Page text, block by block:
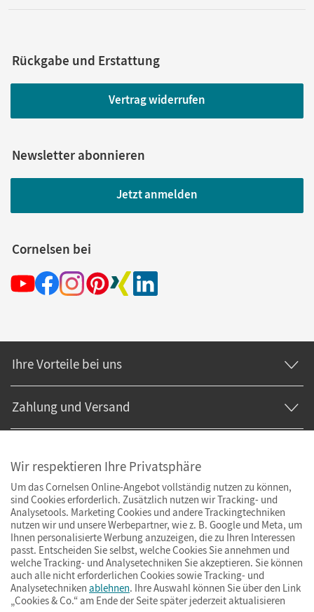
Rückgabe und Erstattung
Vertrag widerrufen
Newsletter abonnieren
Jetzt anmelden
Cornelsen bei
Ihre Vorteile bei uns
Zahlung und Versand
Wir respektieren Ihre Privatsphäre
Um das Cornelsen Online-Angebot vollständig nutzen zu können,
sind Cookies erforderlich. Zusätzlich nutzen wir Tracking- und
Analysetools. Marketing Cookies und andere Trackingtechniken
nutzen wir und unsere Werbepartner, wie z. B. Google und Meta, um
Ihnen personalisierte Werbung anzuzeigen, die zu Ihren Interessen
passt. Entscheiden Sie selbst, welche Cookies Sie annehmen und
welche Tracking- und Analysetechniken Sie akzeptieren. Sie können
auch alle nicht erforderlichen Cookies sowie Tracking- und
Analysetechniken ablehnen. Ihre Auswahl können Sie über den Link
„Cookies & Co.“ am Ende der Seite später jederzeit aktualisieren